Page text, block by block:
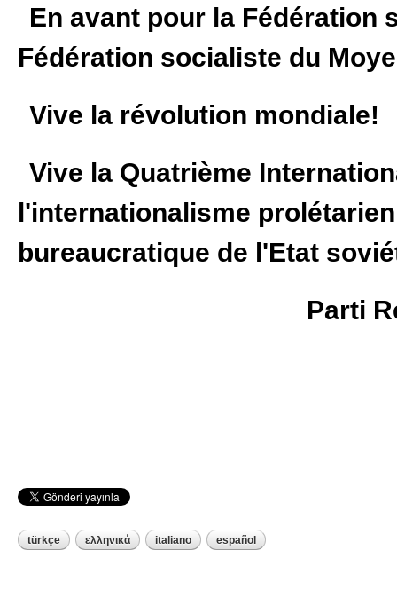
En avant pour la Fédération
Fédération socialiste du
Vive la révolution mondiale!
Vive la Quatrième
l'internationalisme
bureaucratique de l'Etat
Parti
türkçe ελληνικά italiano español